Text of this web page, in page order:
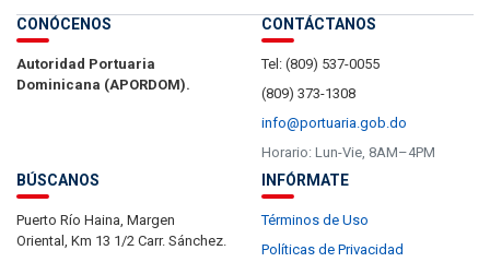
CONÓCENOS
Autoridad Portuaria
Dominicana (APORDOM).
CONTÁCTANOS
Tel: (809) 537-0055
(809) 373-1308
info@portuaria.gob.do
Horario: Lun-Vie, 8AM–4PM
BÚSCANOS
Puerto Río Haina, Margen
Oriental, Km 13 1/2 Carr. Sánchez.
INFÓRMATE
Términos de Uso
Políticas de Privacidad